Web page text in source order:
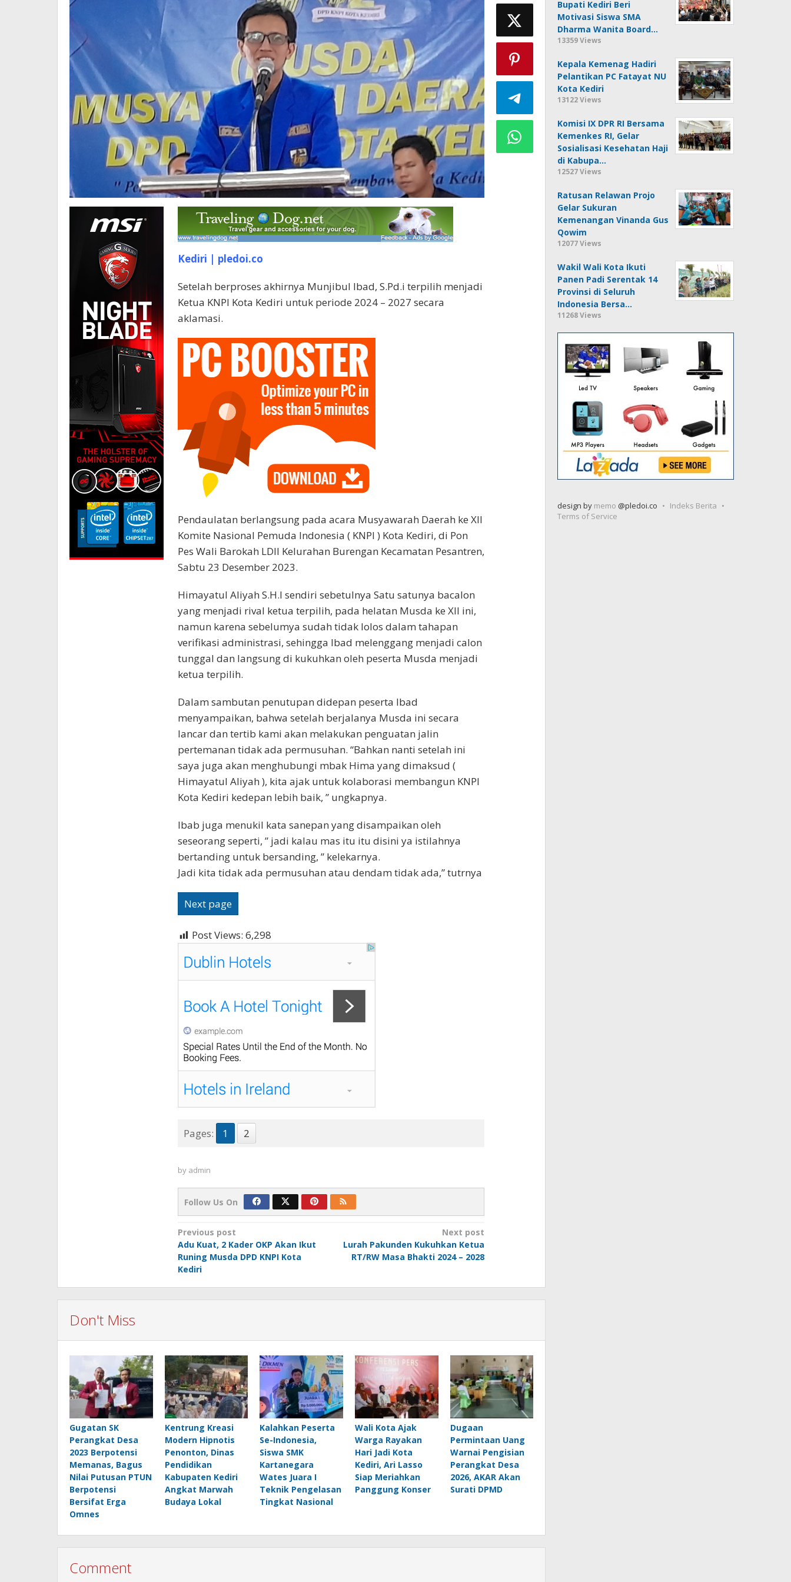
Kediri | pledoi.co
Setelah berproses akhirnya Munjibul Ibad, S.Pd.i terpilih menjadi
Ketua KNPI Kota Kediri untuk periode 2024 – 2027 secara
aklamasi.
Pendaulatan berlangsung pada acara Musyawarah Daerah ke XII
Komite Nasional Pemuda Indonesia ( KNPI ) Kota Kediri, di Pon
Pes Wali Barokah LDII Kelurahan Burengan Kecamatan Pesantren,
Sabtu 23 Desember 2023.
Himayatul Aliyah S.H.I sendiri sebetulnya Satu satunya bacalon
yang menjadi rival ketua terpilih, pada helatan Musda ke XII ini,
namun karena sebelumya sudah tidak lolos dalam tahapan
verifikasi administrasi, sehingga Ibad melenggang menjadi calon
tunggal dan langsung di kukuhkan oleh peserta Musda menjadi
ketua terpilih.
Dalam sambutan penutupan didepan peserta Ibad
menyampaikan, bahwa setelah berjalanya Musda ini secara
lancar dan tertib kami akan melakukan penguatan jalin
pertemanan tidak ada permusuhan. “Bahkan nanti setelah ini
saya juga akan menghubungi mbak Hima yang dimaksud (
Himayatul Aliyah ), kita ajak untuk kolaborasi membangun KNPI
Kota Kediri kedepan lebih baik, ” ungkapnya.
Ibab juga menukil kata sanepan yang disampaikan oleh
seseorang seperti, ” jadi kalau mas itu itu disini ya istilahnya
bertanding untuk bersanding, ” kelekarnya.
Jadi kita tidak ada permusuhan atau dendam tidak ada,” tutrnya
Next page
Post Views: 6,298
Pages: 1 2
by admin
Follow Us On
Post
navigation
Previous post
Adu Kuat, 2 Kader OKP Akan Ikut
Runing Musda DPD KNPI Kota
Kediri
Next post
Lurah Pakunden Kukuhkan Ketua
RT/RW Masa Bhakti 2024 – 2028
Don't Miss
Gugatan SK
Perangkat Desa
2023 Berpotensi
Memanas, Bagus
Nilai Putusan PTUN
Berpotensi
Bersifat Erga
Omnes
Kentrung Kreasi
Modern Hipnotis
Penonton, Dinas
Pendidikan
Kabupaten Kediri
Angkat Marwah
Budaya Lokal
Kalahkan Peserta
Se-Indonesia,
Siswa SMK
Kartanegara
Wates Juara I
Teknik Pengelasan
Tingkat Nasional
Wali Kota Ajak
Warga Rayakan
Hari Jadi Kota
Kediri, Ari Lasso
Siap Meriahkan
Panggung Konser
Dugaan
Permintaan Uang
Warnai Pengisian
Perangkat Desa
2026, AKAR Akan
Surati DPMD
Comment
Bupati Kediri Beri
Motivasi Siswa SMA
Dharma Wanita Board…
13359 Views
Kepala Kemenag Hadiri
Pelantikan PC Fatayat NU
Kota Kediri
13122 Views
Komisi IX DPR RI Bersama
Kemenkes RI, Gelar
Sosialisasi Kesehatan Haji
di Kabupa…
12527 Views
Ratusan Relawan Projo
Gelar Sukuran
Kemenangan Vinanda Gus
Qowim
12077 Views
Wakil Wali Kota Ikuti
Panen Padi Serentak 14
Provinsi di Seluruh
Indonesia Bersa…
11268 Views
design by memo @pledoi.co
Indeks Berita
Terms of Service